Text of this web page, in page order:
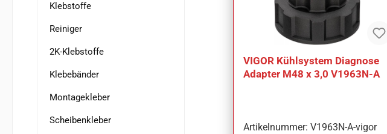
Klebstoffe
Reiniger
2K-Klebstoffe
Klebebänder
Montagekleber
Scheibenkleber
VIGOR Kühlsystem Diagnose
Adapter M48 x 3,0 V1963N-A
Artikelnummer: V1963N-A-vigor